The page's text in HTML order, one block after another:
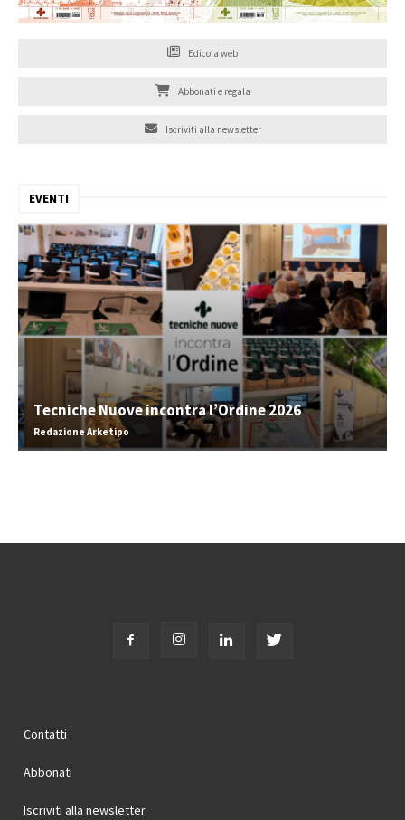
Edicola web
Abbonati e regala
Iscriviti alla newsletter
EVENTI
Tecniche Nuove incontra l’Ordine 2026
Redazione Arketipo
Contatti
Abbonati
Iscriviti alla newsletter